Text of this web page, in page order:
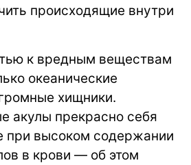
происходящие внутри
к вредным веществам
океанические
хищники.
акулы прекрасно себя
при высоком содержании
в крови — об этом